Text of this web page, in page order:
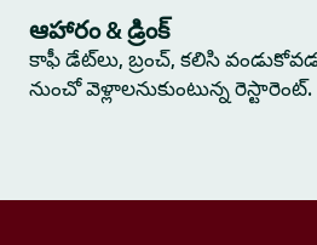
ఆహారం & డ్రింక్
కాఫీ డేట్‌లు, బ్రంచ్, కలిసి
నుంచో వెళ్లాలనుకుంటున్న రెస్టారెంట్.